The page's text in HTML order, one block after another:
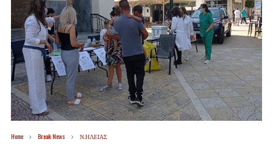
Home Break News Ν.ΗΛΕΙΑΣ